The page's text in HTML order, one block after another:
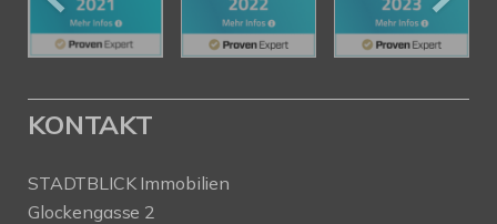
KONTAKT
STADTBLICK Immobilien
Glockengasse 2